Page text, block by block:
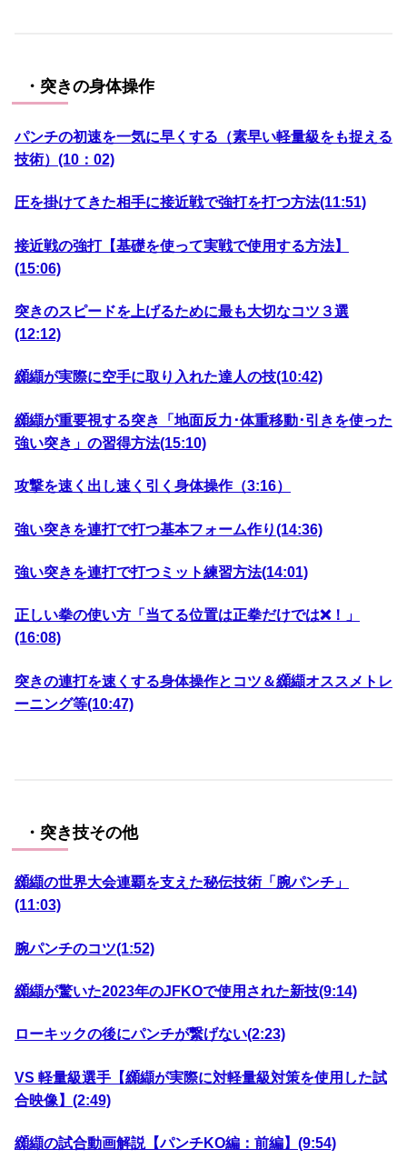
・突きの身体操作
パンチの初速を一気に早くする（素早い軽量級をも捉える
技術）(10：02)
圧を掛けてきた相手に接近戦で強打を打つ方法(11:51)
接近戦の強打【基礎を使って実戦で使用する方法】
(15:06)
突きのスピードを上げるために最も大切なコツ３選
(12:12)
纐纈が実際に空手に取り入れた達人の技(10:42)
纐纈が重要視する突き「地面反力･体重移動･引きを使った
強い突き」の習得方法(15:10)
攻撃を速く出し速く引く身体操作（3:16）
強い突きを連打で打つ基本フォーム作り(14:36)
強い突きを連打で打つミット練習方法(14:01)
正しい拳の使い方「当てる位置は正拳だけでは❌️！」
(16:08)
突きの連打を速くする身体操作とコツ＆纐纈オススメトレ
ーニング等(10:47)
・突き技その他
纐纈の世界大会連覇を支えた秘伝技術「腕パンチ」
(11:03)
腕パンチのコツ(1:52)
纐纈が驚いた2023年のJFKOで使用された新技(9:14)
ローキックの後にパンチが繋げない(2:23)
VS 軽量級選手【纐纈が実際に対軽量級対策を使用した試
合映像】(2:49)
纐纈の試合動画解説【パンチKO編：前編】(9:54)